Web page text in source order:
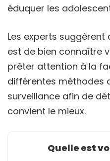
éduquer les
Les experts
est de bien connaître
prêter attention à la
différentes méthodes
surveillance afin de
convient le mieux.
Quelle est